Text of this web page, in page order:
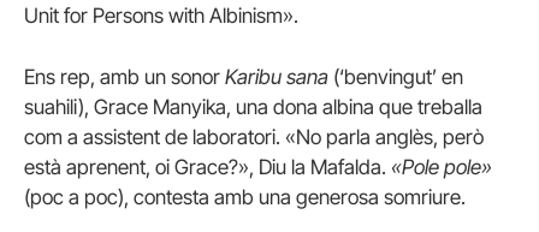
Unit for Persons with Albinism».
Ens rep, amb un sonor Karibu sana (‘benvingut’ en
suahili), Grace Manyika, una dona albina que treballa
com a assistent de laboratori. «No parla anglès, però
està aprenent, oi Grace?», Diu la Mafalda. «Pole pole»
(poc a poc), contesta amb una generosa somriure.